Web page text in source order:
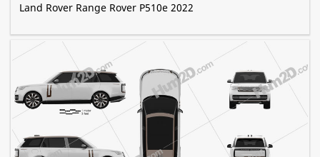
Land Rover Range Rover P510e 2022